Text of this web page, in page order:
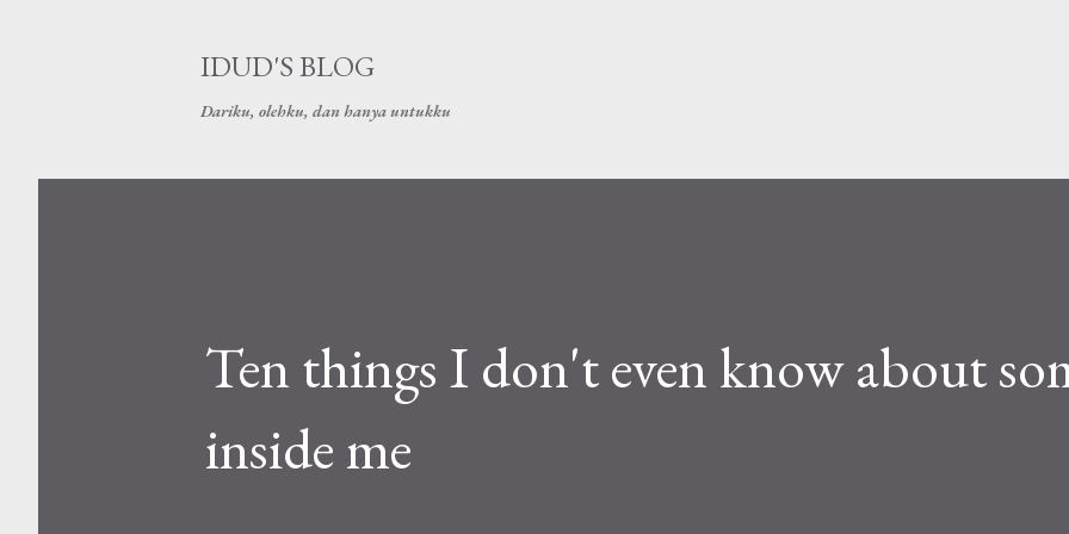
IDUD'S BLOG
Dariku, olehku, dan hanya untukku
Ten things I don't even know about
inside me